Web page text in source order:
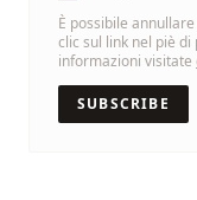
È possibile
clic sul link nel piè
informazioni visitate